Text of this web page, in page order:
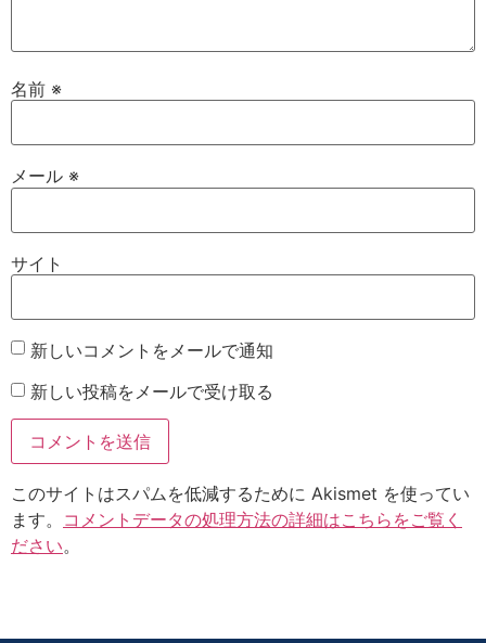
名前 ※
メール ※
サイト
新しいコメントをメールで通知
新しい投稿をメールで受け取る
このサイトはスパムを低減するために Akismet を使ってい
ます。 コメントデータの処理方法の詳細はこちらをご覧く
ださい。